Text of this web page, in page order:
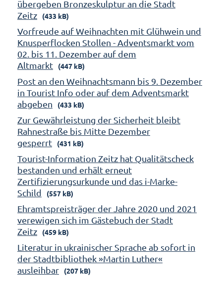
übergeben Bronzeskulptur an die Stadt
Zeitz
(433 kB)
Vorfreude auf Weihnachten mit Glühwein und
Knusperflocken Stollen - Adventsmarkt vom
02. bis 11. Dezember auf dem
Altmarkt
(447 kB)
Post an den Weihnachtsmann bis 9. Dezember
in Tourist Info oder auf dem Adventsmarkt
abgeben
(433 kB)
Zur Gewährleistung der Sicherheit bleibt
Rahnestraße bis Mitte Dezember
gesperrt
(431 kB)
Tourist-Information Zeitz hat Qualitätscheck
bestanden und erhält erneut
Zertifizierungsurkunde und das i-Marke-
Schild
(557 kB)
Ehramtspreisträger der Jahre 2020 und 2021
verewigen sich im Gästebuch der Stadt
Zeitz
(459 kB)
Literatur in ukrainischer Sprache ab sofort in
der Stadtbibliothek »Martin Luther«
ausleihbar
(207 kB)